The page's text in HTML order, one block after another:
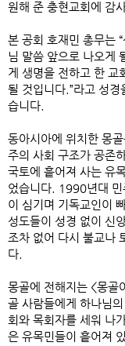
원해 준 충현교회에 감
본 공회 호재민 총무는 “
님 말씀 앞으로 나오게
게 생명을 전하고 한 교
될 것입니다.”라고 성경
습니다.
동아시아에 위치한 몽
주의 사회 구조가 공존
국토에 흩어져 사는 유
었습니다. 1990년대
이 심기며 기독교인이
성도들이 성경 없이 신
조차 없어 다시 불교나
다.
몽골에 전해지는 <몽골
골 사람들에게 하나님
회와 목회자를 세워 나
은 유목민들이 흩어져